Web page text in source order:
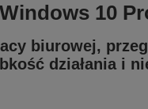
10
biurowej,
działania i